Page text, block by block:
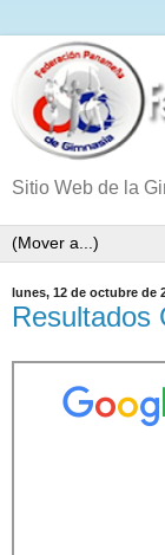
Sitio Web de la
lunes, 12 de octubre de
Resultados